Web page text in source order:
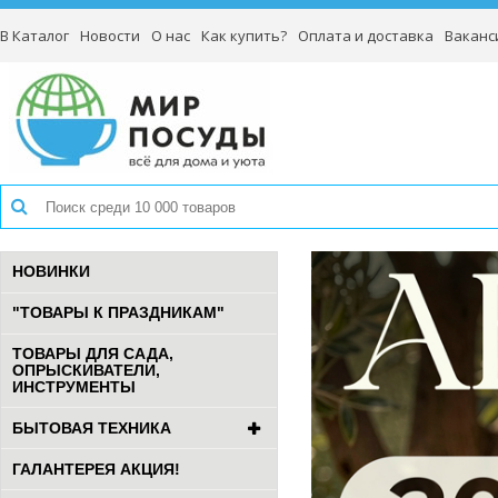
В Каталог Новости О нас Как купить? Оплата и доставка
НОВИНКИ
"ТОВАРЫ К ПРАЗДНИКАМ"
ТОВАРЫ ДЛЯ САДА,
ОПРЫСКИВАТЕЛИ,
ИНСТРУМЕНТЫ
БЫТОВАЯ ТЕХНИКА
ГАЛАНТЕРЕЯ АКЦИЯ!